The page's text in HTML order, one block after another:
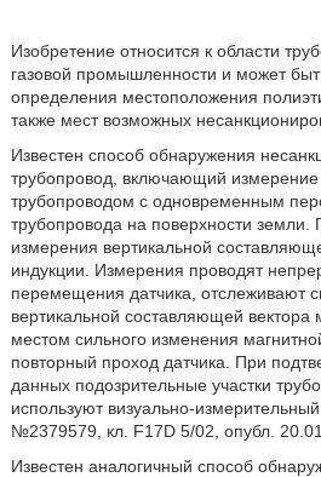
Изобретение относится к области
газовой промышленности и может
определения местоположения
также мест возможных
Известен способ обнаружения
трубопровод, включающий измерение
трубопроводом с одновременным
трубопровода на поверхности земли.
измерения вертикальной
индукции. Измерения проводят
перемещения датчика, отслеживают
вертикальной составляющей вектора
местом сильного изменения
повторный проход датчика. При
данных подозрительные участки
используют визуально-
№2379579, кл. F17D 5/02, опубл.
Известен аналогичный способ